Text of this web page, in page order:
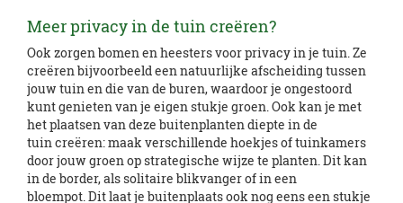
Meer privacy in de tuin creëren?
Ook zorgen bomen en heesters voor privacy in je tuin. Ze
creëren bijvoorbeeld een natuurlijke afscheiding tussen
jouw tuin en die van de buren, waardoor je ongestoord
kunt genieten van je eigen stukje groen. Ook kan je met
het plaatsen van deze buitenplanten diepte in de
tuin creëren: maak verschillende hoekjes of tuinkamers
door jouw groen op strategische wijze te planten. Dit kan
in de border, als solitaire blikvanger of in een
bloempot. Dit laat je buitenplaats ook nog eens een stukje